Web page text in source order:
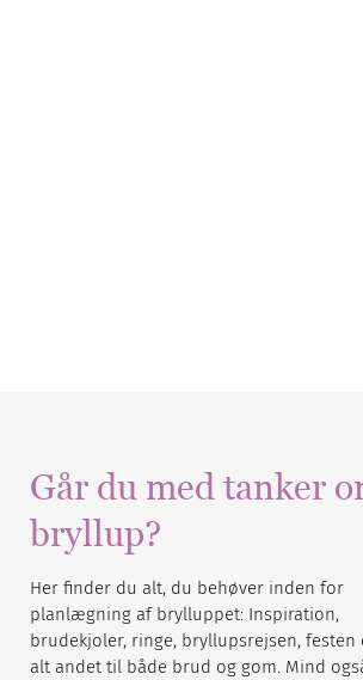
Går du med tanker
bryllup?
Her finder du alt, du behøver inden for
planlægning af brylluppet: Inspiration,
brudekjoler, ringe, bryllupsrejsen, festen
alt andet til både brud og gom. Mind